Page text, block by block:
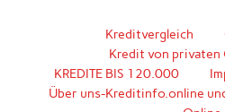
Kreditvergleich
Kredit von privaten
KREDITE BIS 120.000
Über uns-Kreditinfo.online